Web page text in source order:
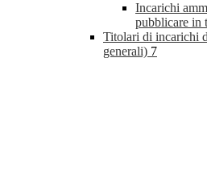
Incarichi
pubblicare in
Titolari di incarichi
generali) 7